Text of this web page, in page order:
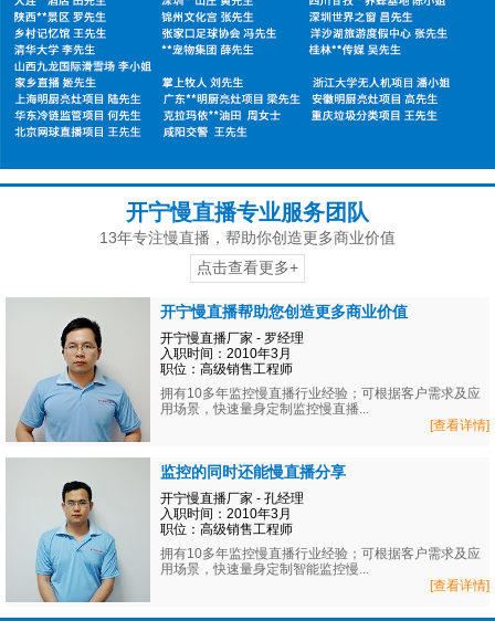
开宁慢直播专业服务团队
13年专注慢直播，帮助你创造更多商业价值
点击查看更多+
开宁慢直播帮助您创造更多商业价值
开宁慢直播厂家 - 罗经理
入职时间：2010年3月
职位：高级销售工程师
拥有10多年监控慢直播行业经验；可根据客户需求及应
用场景，快速量身定制监控慢直播...
[查看详情]
监控的同时还能慢直播分享
开宁慢直播厂家 - 孔经理
入职时间：2010年3月
职位：高级销售工程师
拥有10多年监控慢直播行业经验；可根据客户需求及应
用场景，快速量身定制智能监控慢...
[查看详情]